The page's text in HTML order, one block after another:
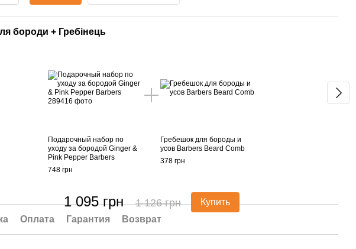
бороди + Гребінець
Подарочный набор по
уходу за бородой Ginger &
Pink Pepper Barbers
748 грн
Гребешок для бороды и
усов Barbers Beard Comb
378 грн
1 095 грн 1 126 грн Купить
Оплата Гарантия Возврат